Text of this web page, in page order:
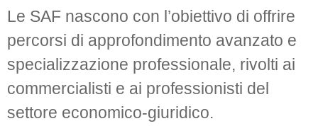
Le SAF nascono con l’obiettivo di offrire
percorsi di approfondimento avanzato e
specializzazione professionale, rivolti ai
commercialisti e ai professionisti del
settore economico-giuridico.